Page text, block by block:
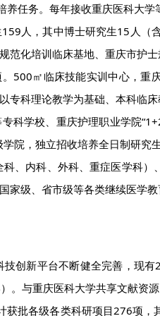
养任务。每年接收重庆医科大
人，其中博士研究生15人
范化培训临床基地、重庆市
500㎡临床技能实训中心，
专科理论教学为基础、本科临
科学校、重庆护理职业学院
院，独立招收培养全日制研
、内科、外科、重症医学科
级、省市级等各类继续医学教
创新平台不断健全完善，现
。与重庆医科大学共享文献资
批各级各类科研项目276项